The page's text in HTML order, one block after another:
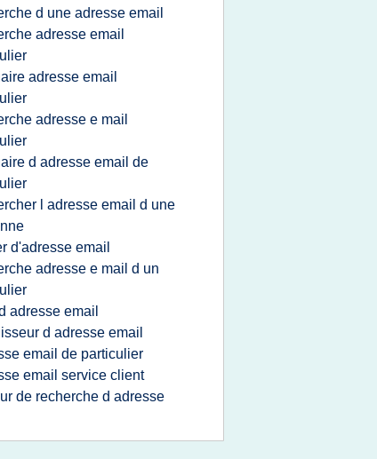
d une adresse email
adresse email
adresse email
adresse e mail
d adresse email de
l adresse email d une
d'adresse email
adresse e mail d un
adresse email
d adresse email
email de particulier
email service client
de recherche d adresse